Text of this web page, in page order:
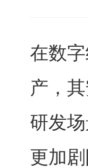
在数
产，
研发
更加